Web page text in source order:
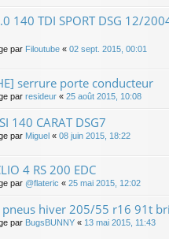
140 TDI SPORT DSG 12/
par Filoutube « 02 sept. 2015, 00:01
serrure porte conducteur
par resideur « 25 août 2015, 10:08
140 CARAT DSG7
par Miguel « 08 juin 2015, 18:22
4 RS 200 EDC
par @flateric « 25 mai 2015, 12:02
pneus hiver 205/55 r16 91t
par BugsBUNNY « 13 mai 2015, 11:43